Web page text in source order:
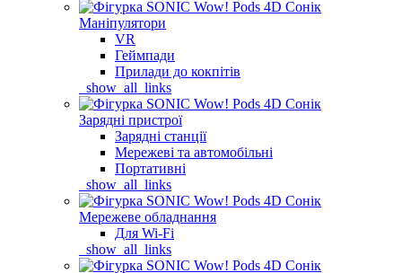
Маніпулятори
VR
Геймпади
Прилади до кокпітів
_show_all_links
Зарядні пристрої
Зарядні станції
Мережеві та автомобільні
Портативні
_show_all_links
Мережеве обладнання
Для Wi-Fi
_show_all_links